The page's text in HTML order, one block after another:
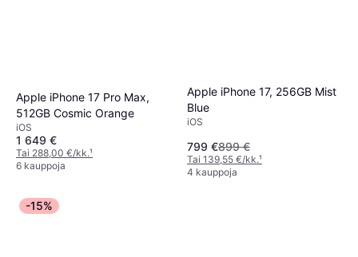
Apple iPhone 17 Pro Max,
512GB Cosmic Orange
iOS
1 649 €
Tai 288,00 €/kk.¹
6 kauppoja
Apple iPhone 17, 256GB Mist
Blue
iOS
799 €899 €
Tai 139,55 €/kk.¹
4 kauppoja
-15%